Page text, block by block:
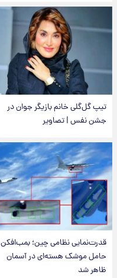
تیپ گل‌گلی خانم بازیگر جوان در
جشن نفس | تصاویر
قدرت‌نمایی نظامی چین؛ بمب‌افکن
حامل موشک هسته‌ای در آسمان
ظاهر شد